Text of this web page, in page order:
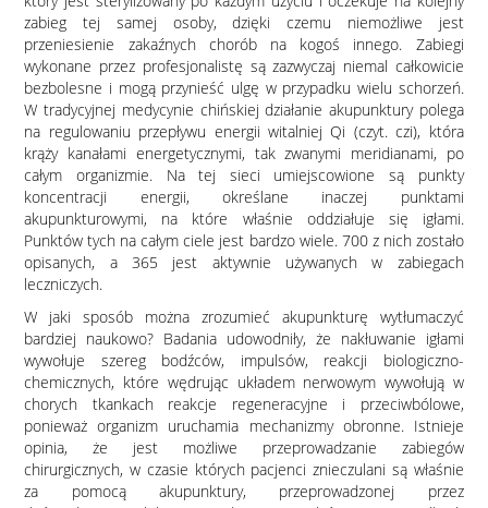
zabieg tej samej osoby, dzięki czemu niemożliwe jest
przeniesienie zakaźnych chorób na kogoś innego. Zabiegi
wykonane przez profesjonalistę są zazwyczaj niemal całkowicie
bezbolesne i mogą przynieść ulgę w przypadku wielu schorzeń.
W tradycyjnej medycynie chińskiej działanie akupunktury polega
na regulowaniu przepływu energii witalniej Qi (czyt. czi), która
krąży kanałami energetycznymi, tak zwanymi meridianami, po
całym organizmie. Na tej sieci umiejscowione są punkty
koncentracji energii, określane inaczej punktami
akupunkturowymi, na które właśnie oddziałuje się igłami.
Punktów tych na całym ciele jest bardzo wiele. 700 z nich zostało
opisanych, a 365 jest aktywnie używanych w zabiegach
leczniczych.
W jaki sposób można zrozumieć akupunkturę wytłumaczyć
bardziej naukowo? Badania udowodniły, że nakłuwanie igłami
wywołuje szereg bodźców, impulsów, reakcji biologiczno-
chemicznych, które wędrując układem nerwowym wywołują w
chorych tkankach reakcje regeneracyjne i przeciwbólowe,
ponieważ organizm uruchamia mechanizmy obronne. Istnieje
opinia, że jest możliwe przeprowadzanie zabiegów
chirurgicznych, w czasie których pacjenci znieczulani są właśnie
za pomocą akupunktury, przeprowadzonej przez